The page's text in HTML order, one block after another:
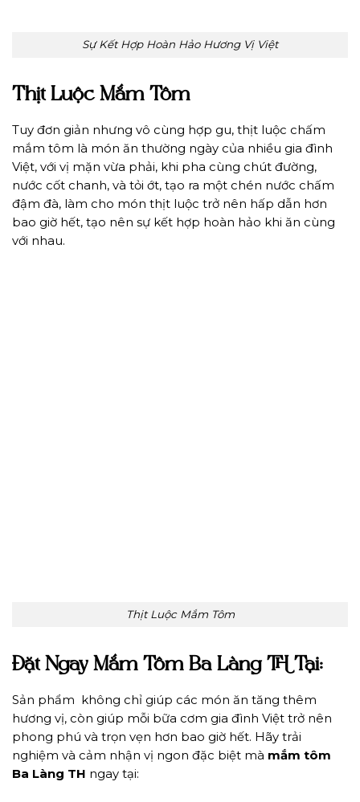
Sự Kết Hợp Hoàn Hảo Hương Vị Việt
Thịt Luộc Mắm Tôm
Tuy đơn giản nhưng vô cùng hợp gu, thịt luộc chấm
mắm tôm là món ăn thường ngày của nhiều gia đình
Việt, với vị mặn vừa phải, khi pha cùng chút đường,
nước cốt chanh, và tỏi ớt, tạo ra một chén nước chấm
đậm đà, làm cho món thịt luộc trở nên hấp dẫn hơn
bao giờ hết, tạo nên sự kết hợp hoàn hảo khi ăn cùng
với nhau.
Thịt Luộc Mắm Tôm
Đặt Ngay Mắm Tôm Ba Làng TH Tại:
Sản phẩm không chỉ giúp các món ăn tăng thêm
hương vị, còn giúp mỗi bữa cơm gia đình Việt trở nên
phong phú và trọn vẹn hơn bao giờ hết. Hãy trải
nghiệm và cảm nhận vị ngon đặc biệt mà mắm tôm
Ba Làng TH ngay tại: